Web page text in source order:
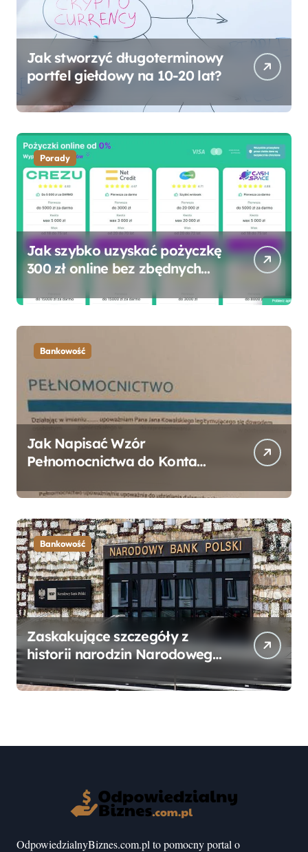
Jak stworzyć długoterminowy
portfel giełdowy na 10-20 lat?
Porady
Jak szybko uzyskać pożyczkę
300 zł online bez zbędnych
Bankowość
Jak Napisać Wzór
Pełnomocnictwa do Konta
Przewodnik
Bankowość
Zaskakujące szczegóły z
historii narodzin Narodowego
mogłeś nie wiedzieć
OdpowiedzialnyBiznes.com.pl to pomocny portal o